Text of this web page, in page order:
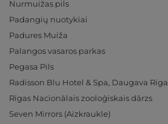
Nurmuižas pils
Padangių nuotykiai
Padures Muiža
Palangos vasaros parkas
Pegasa Pils
Radisson Blu Hotel & Spa, Daugava Riga
Rīgas Nacionālais zooloģiskais dārzs
Seven Mirrors (Aizkraukle)